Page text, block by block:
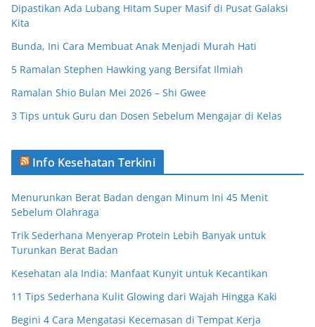
Dipastikan Ada Lubang Hitam Super Masif di Pusat Galaksi
Kita
Bunda, Ini Cara Membuat Anak Menjadi Murah Hati
5 Ramalan Stephen Hawking yang Bersifat Ilmiah
Ramalan Shio Bulan Mei 2026 – Shi Gwee
3 Tips untuk Guru dan Dosen Sebelum Mengajar di Kelas
Info Kesehatan Terkini
Menurunkan Berat Badan dengan Minum Ini 45 Menit
Sebelum Olahraga
Trik Sederhana Menyerap Protein Lebih Banyak untuk
Turunkan Berat Badan
Kesehatan ala India: Manfaat Kunyit untuk Kecantikan
11 Tips Sederhana Kulit Glowing dari Wajah Hingga Kaki
Begini 4 Cara Mengatasi Kecemasan di Tempat Kerja